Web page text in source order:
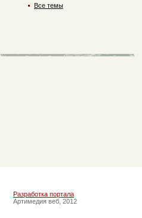
Все темы
Разработка портала
Артимедия веб, 2012